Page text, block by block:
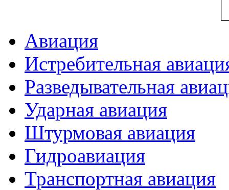
Авиация
Истребительная
Разведывательная
Ударная авиация
Штурмовая авиация
Гидроавиация
Транспортная авиация